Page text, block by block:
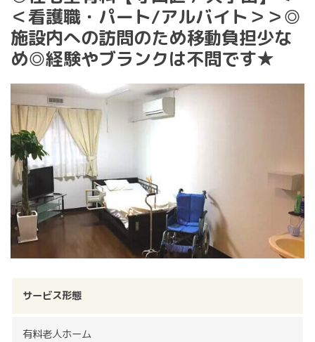
＜看護職・パート/アルバイト＞＞◎
施設内への訪問のため移動負担少な
め◎経験やブランクは不問です★
サービス形態
有料老人ホーム